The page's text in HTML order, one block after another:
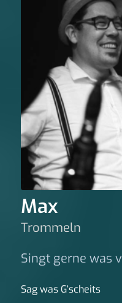
Max
Trommeln
Singt gerne was
Sag was G‘scheits